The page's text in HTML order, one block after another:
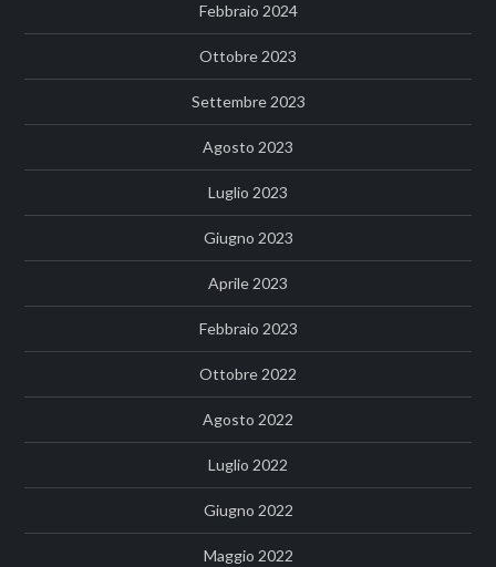
Febbraio 2024
Ottobre 2023
Settembre 2023
Agosto 2023
Luglio 2023
Giugno 2023
Aprile 2023
Febbraio 2023
Ottobre 2022
Agosto 2022
Luglio 2022
Giugno 2022
Maggio 2022